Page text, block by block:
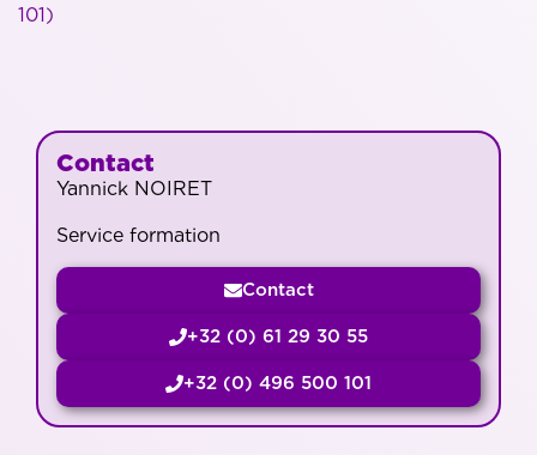
101)
Contact
Yannick NOIRET
Service formation
Contact
+32 (0) 61 29 30 55
+32 (0) 496 500 101